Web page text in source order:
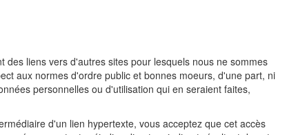
des liens vers d'autres sites pour lesquels nous ne sommes
aux normes d'ordre public et bonnes moeurs, d'une part, ni
personnelles ou d'utilisation qui en seraient faites,
d'un lien hypertexte, vous acceptez que cet accès